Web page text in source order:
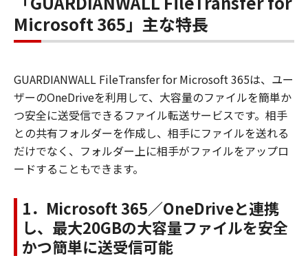
Microsoft 365」主な特長
GUARDIANWALL FileTransfer for Microsoft 365は、ユー
ザーのOneDriveを利用して、大容量のファイルを簡単か
つ安全に送受信できるファイル転送サービスです。相手
との共有フォルダーを作成し、相手にファイルを送れる
だけでなく、フォルダー上に相手がファイルをアップロ
ードすることもできます。
1．Microsoft 365／OneDriveと連携
し、最大20GBの大容量ファイルを安全
かつ簡単に送受信可能